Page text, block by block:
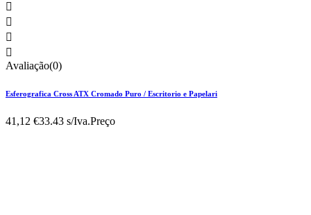




Avaliação(0)
Esferografica Cross ATX Cromado Puro / Escritorio e Papelari
41,12 €33.43 s/Iva.Preço